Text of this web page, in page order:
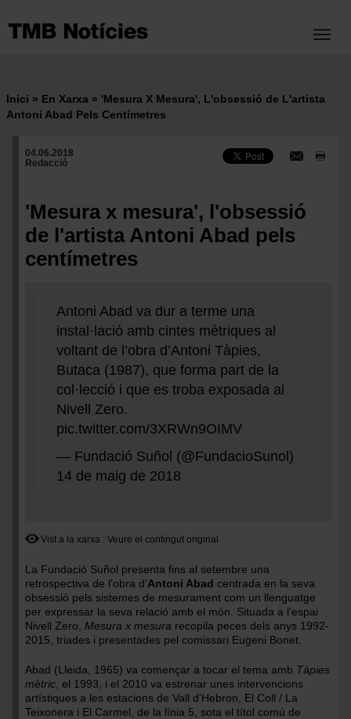
contingut
Fil
d'ariadna
Inici En Xarxa
'Mesura X Mesura', L'obsessió de L'artista
Antoni Abad Pels Centímetres
04.06.2018
Redacció
'Mesura x mesura', l'obsessió
de l'artista Antoni Abad pels
centímetres
Antoni Abad va dur a terme una
instal·lació amb cintes mètriques al
voltant de l’obra d’Antoni Tàpies,
Butaca (1987), que forma part de la
col·lecció i que es troba exposada al
Nivell Zero.
pic.twitter.com/3XRWn9OIMV
— Fundació Suñol (@FundacioSunol)
14 de maig de 2018
Vist a la xarxa Veure el contingut original
La Fundació Suñol presenta fins al setembre una
retrospectiva de l'obra d'Antoni Abad centrada en la seva
obsessió pels sistemes de mesurament com un llenguatge
per expressar la seva relació amb el món. Situada a l'espai
Nivell Zero, Mesura x mesura recopila peces dels anys 1992-
2015, triades i presentades pel comissari Eugeni Bonet.
Abad (Lleida, 1965) va començar a tocar el tema amb Tàpies
mètric , el 1993, i el 2010 va estrenar unes intervencions
artístiques a les estacions de Vall d'Hebron, El Coll / La
Teixonera i El Carmel, de la línia 5, sota el títol comú de